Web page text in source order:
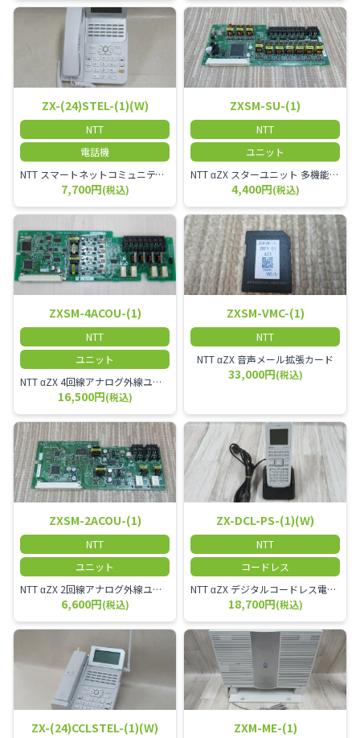
ZX-(24)STEL-(1)(W)
NTT
電話機
NTT スマートネットコミュニティαZX 24ボタンスター標準電話機
7,700円(税込)
ZXSM-SU-(1)
NTT
ユニット
NTT αZX スターユニット 多機能電話機ユニット
4,400円(税込)
ZXSM-4ACOU-(1)
NTT
ユニット
NTT αZX 4回線アナログ外線ユニット アナログ4ch収容ユニット
16,500円(税込)
ZXSM-VMC-(1)
NTT
NTT αZX 音声メール拡張カード
33,000円(税込)
ZXSM-2ACOU-(1)
NTT
ユニット
NTT αZX 2回線アナログ外線ユニット
6,600円(税込)
ZX-DCL-PS-(1)(W)
NTT
コードレス
NTT αZX デジタルコードレス電話機 対応主装置及びアンテナを使用してご利用いただけます。 特に工場や倉庫等、オフィスから離れたところで作業をされている方に適しています。
18,700円(税込)
ZX-(24)CCLSTEL-(1)(W) ZXM-ME-(1)